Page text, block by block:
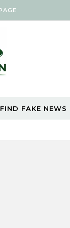
FIND FAKE NEWS